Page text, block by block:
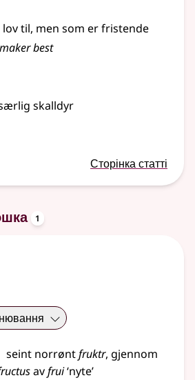
til, men som er fristende
best
skalldyr
Сторінка статті
1
seint norrøntfruktr, gjennom
avfrui‘nyte’